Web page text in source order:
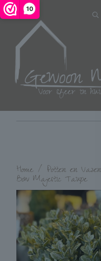
10
Home / Potten en Vazen
Bow Majestic Taupe